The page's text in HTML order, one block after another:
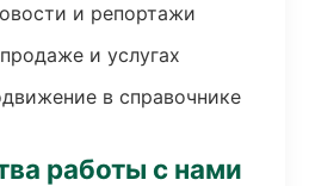
и репортажи
и услугах
в справочнике
работы с нами